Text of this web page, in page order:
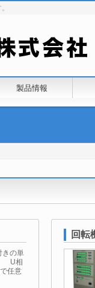
製品情報
の単
U相
任意
回転